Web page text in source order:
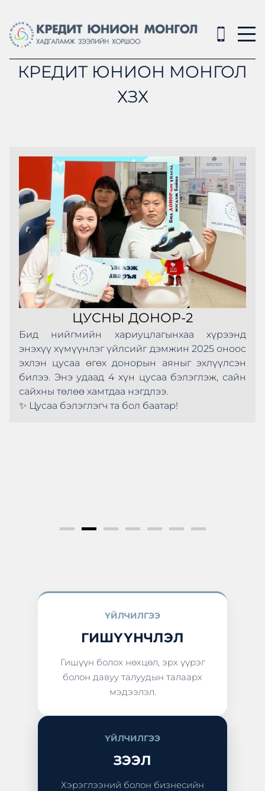
КРЕДИТ ЮНИОН МОНГОЛ
ХЗХ
ЦУСНЫ ДОНОР-2
Бид нийгмийн хариуцлагынхаа хүрээнд
энэхүү хүмүүнлэг үйлсийг дэмжин 2025 оноос
эхлэн цусаа өгөх донорын аяныг эхлүүлсэн
билээ. Энэ удаад 4 хүн цусаа бэлэглэж, сайн
сайхны төлөө хамтдаа нэгдлээ.
✨ Цусаа бэлэглэгч та бол баатар!
ҮЙЛЧИЛГЭЭ
ГИШҮҮНЧЛЭЛ
Гишүүн болох нөхцөл, эрх үүрэг
болон давуу талуудын талаарх
мэдээлэл.
ҮЙЛЧИЛГЭЭ
ЗЭЭЛ
Хэрэглээний болон бизнесийн